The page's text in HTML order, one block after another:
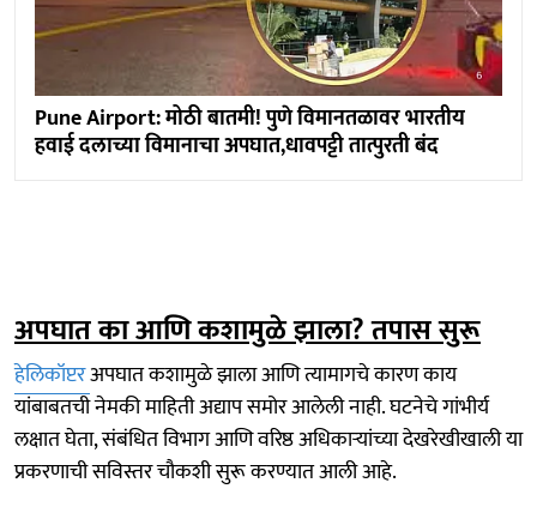
Pune Airport: मोठी बातमी! पुणे विमानतळावर भारतीय
हवाई दलाच्या विमानाचा अपघात,धावपट्टी तात्पुरती बंद
अपघात का आणि कशामुळे झाला? तपास सुरू
हेलिकॉप्टरअपघात कशामुळे झाला आणि त्यामागचे कारण काय
यांबाबतची नेमकी माहिती अद्याप समोर आलेली नाही. घटनेचे गांभीर्य
लक्षात घेता, संबंधित विभाग आणि वरिष्ठ अधिकाऱ्यांच्या देखरेखीखाली या
प्रकरणाची सविस्तर चौकशी सुरू करण्यात आली आहे.